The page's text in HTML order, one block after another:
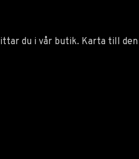
du i vår butik. Karta till